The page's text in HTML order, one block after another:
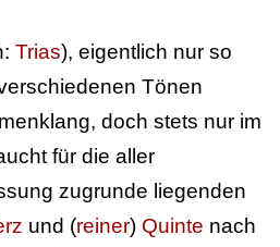
Trias), eigentlich nur so
Tönen
doch stets nur im
für die aller
zugrunde liegenden
und (reiner) Quinte nach